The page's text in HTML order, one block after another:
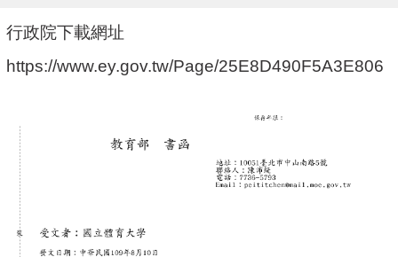
行政院下載網址
https://www.ey.gov.tw/Page/25E8D490F5A3E806